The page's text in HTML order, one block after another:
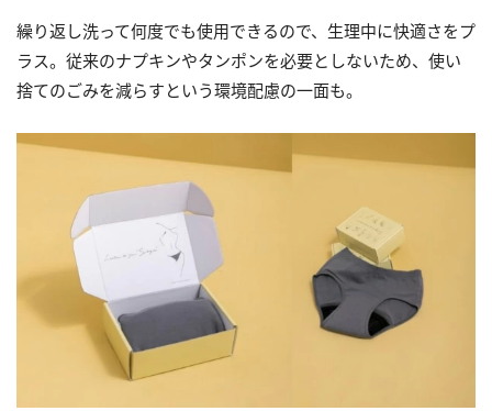
繰り返し洗って何度でも使用できるので、生理中に快適さをプ
ラス。従来のナプキンやタンポンを必要としないため、使い
捨てのごみを減らすという環境配慮の一面も。